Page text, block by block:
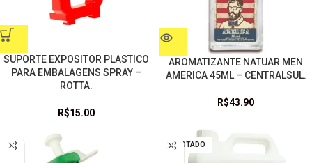
SUPORTE EXPOSITOR PLASTICO
PARA EMBALAGENS SPRAY –
ROTTA.
R$15.00
AROMATIZANTE NATUAR MEN
AMERICA 45ML – CENTRALSUL.
R$43.90
ESGOTADO